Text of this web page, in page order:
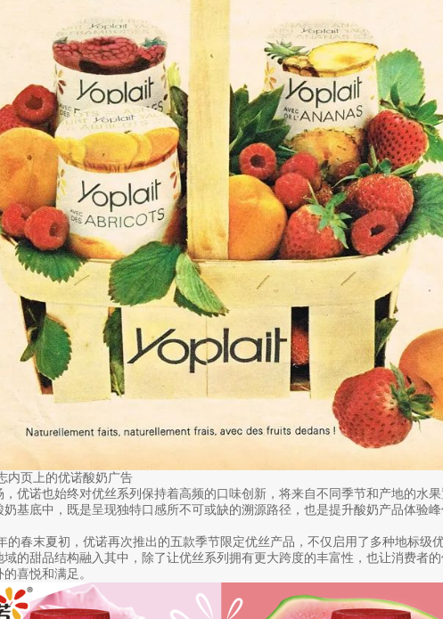
内页上的优诺酸奶广告
，优诺也始终对优丝系列保持着高频的口味创新，将来自不同季节和产地的水
奶基底中，既是呈现独特口感所不可或缺的溯源路径，也是提升酸奶产品体验
的春末夏初，优诺再次推出的五款季节限定优丝产品，不仅启用了多种地标级
域的甜品结构融入其中，除了让优丝系列拥有更大跨度的丰富性，也让消费者
喜悦和满足。